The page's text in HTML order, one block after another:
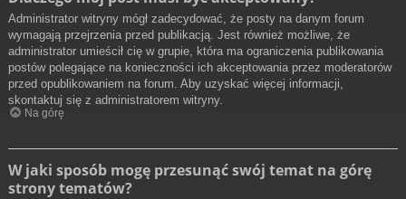
Administrator witryny mógł zadecydować, że posty na danym forum
wymagają przejrzenia przed publikacją. Jest również możliwe, że
administrator umieścił cię w grupie, która ma ograniczenia publikowania
postów polegające na konieczności ich akceptowania przez moderatorów
przed opublikowaniem na forum. Aby uzyskać więcej informacji,
skontaktuj się z administratorem witryny.
Na górę
W jaki sposób mogę przesunąć swój temat na górę
strony tematów?